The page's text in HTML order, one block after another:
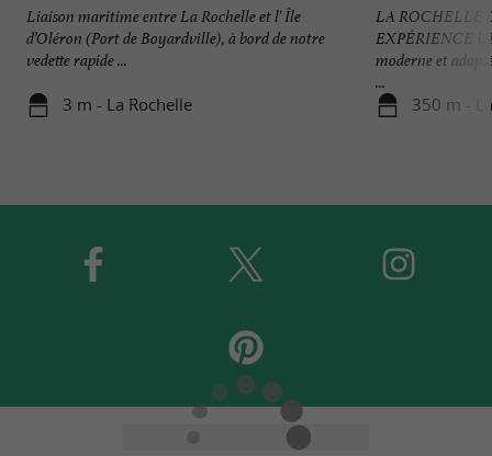
Liaison maritime entre La Rochelle et l' Île
d’Oléron (Port de Boyardville), à bord de notre
vedette rapide ...
3 m - La Rochelle
LA ROCHELLE
EXPÉRIENCE
moderne et
...
350 m -